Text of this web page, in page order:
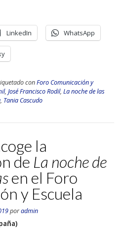
LinkedIn WhatsApp
conForo Comunicación y
, José Francisco Rodil, La noche de las
, Tania Cascudo
la
de La noche de
en el Foro
y Escuela
poradmin